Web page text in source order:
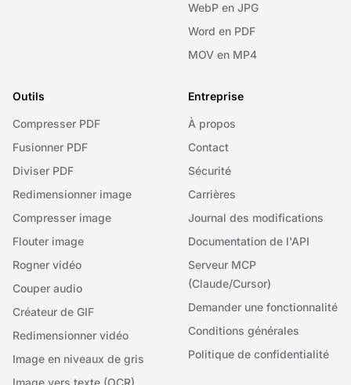
WebP en JPG
Word en PDF
MOV en MP4
Outils
Compresser PDF
Fusionner PDF
Diviser PDF
Redimensionner image
Compresser image
Flouter image
Rogner vidéo
Couper audio
Créateur de GIF
Redimensionner vidéo
Image en niveaux de gris
Image vers texte (OCR)
Entreprise
À propos
Contact
Sécurité
Carrières
Journal des modifications
Documentation de l'API
Serveur MCP
(Claude/Cursor)
Demander une fonctionnalité
Conditions générales
Politique de confidentialité